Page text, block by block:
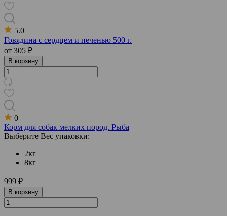
5.0
Говядина с сердцем и печенью 500 г.
от 305 ₽
В корзину
0
Корм для собак мелких пород. Рыба
Выберите Вес упаковки:
2кг
8кг
999 ₽
В корзину